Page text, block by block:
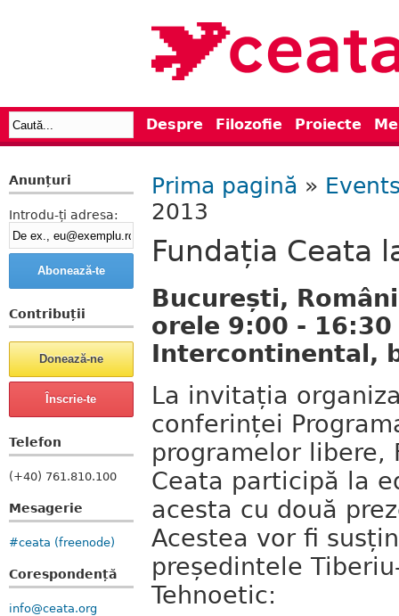
Despre Filozofie Proiecte
Anunțuri
Introdu-ți adresa:
Contribuții
Telefon
(+40) 761.810.100
Mesagerie
#ceata (freenode)
Corespondență
info@ceata.org
Prima pagină »
2013
Fundația Ceata
București,
orele 9:00 - 16:30
Intercontinental,
La invitația
conferinței
programelor libere,
Ceata participă la
acesta cu două
Acestea vor fi
președintele
Tehnoetic: